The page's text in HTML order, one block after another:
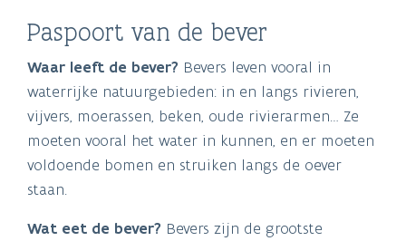
Paspoort van de bever
Waar leeft de bever? Bevers leven vooral in
waterrijke natuurgebieden: in en langs rivieren,
vijvers, moerassen, beken, oude rivierarmen… Ze
moeten vooral het water in kunnen, en er moeten
voldoende bomen en struiken langs de oever
staan.
Wat eet de bever? Bevers zijn de grootste